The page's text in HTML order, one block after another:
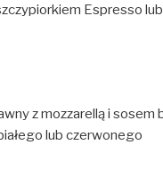
Espresso
z mozzarellą i sosem
lub czerwonego